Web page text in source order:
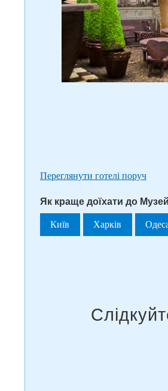
Переглянути готелі поруч
Як краще доїхати до
Київ Харків